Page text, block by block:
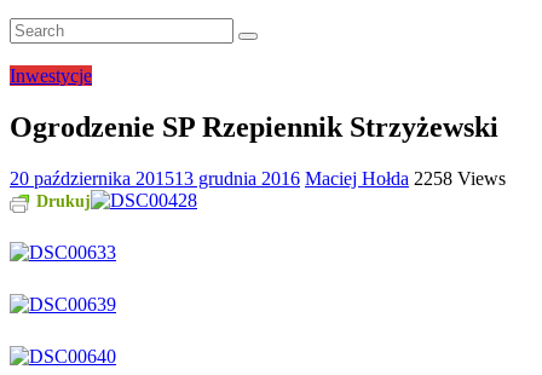
Inwestycje
Ogrodzenie SP Rzepiennik Strzyżewski
20 października 201513 grudnia 2016 Maciej Hołda 2258 Views
Drukuj